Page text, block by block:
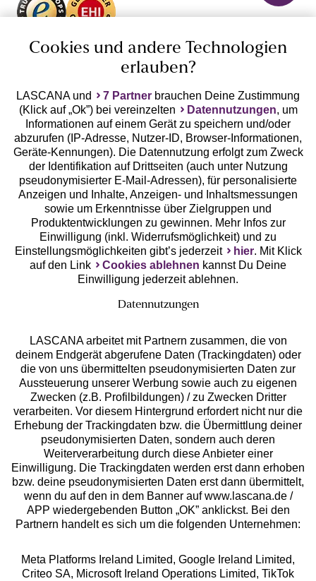
Unsere Apps
Gratis Versand ab50 €
Kostenlose Retoure
°Punkte sammeln
Services
Beratung
Über uns
Rechtliches
Alle Preise inkl. MwSt., zzgl.
Versandkosten
Cookies und andere Technologien
erlauben?
LASCANA und 7 Partner brauchen Deine Zustimmung
(Klick auf „Ok”) bei vereinzelten
Datennutzungen, um
Informationen auf einem Gerät zu speichern und/oder
abzurufen (IP-Adresse, Nutzer-ID, Browser-Informationen,
Geräte-Kennungen). Die Datennutzung erfolgt zum Zweck
der Identifikation auf Drittseiten (auch unter Nutzung
pseudonymisierter E-Mail-Adressen), für personalisierte
Anzeigen und Inhalte, Anzeigen- und Inhaltsmessungen
sowie um Erkenntnisse über Zielgruppen und
Produktentwicklungen zu gewinnen. Mehr Infos zur
Einwilligung (inkl. Widerrufsmöglichkeit) und zu
Einstellungsmöglichkeiten gibt’s jederzeit
hier. Mit Klick
auf den Link
Cookies ablehnen kannst Du Deine
Einwilligung jederzeit ablehnen.
Datennutzungen
LASCANA arbeitet mit Partnern zusammen, die von
deinem Endgerät abgerufene Daten (Trackingdaten) oder
die von uns übermittelten pseudonymisierten Daten zur
Aussteuerung unserer Werbung sowie auch zu eigenen
Zwecken (z.B. Profilbildungen) / zu Zwecken Dritter
verarbeiten. Vor diesem Hintergrund erfordert nicht nur die
Erhebung der Trackingdaten bzw. die Übermittlung deiner
pseudonymisierten Daten, sondern auch deren
Weiterverarbeitung durch diese Anbieter einer
Einwilligung. Die Trackingdaten werden erst dann erhoben
bzw. deine pseudonymisierten Daten erst dann übermittelt,
wenn du auf den in dem Banner auf www.lascana.de /
APP wiedergebenden Button „OK” anklickst. Bei den
Partnern handelt es sich um die folgenden Unternehmen:
Meta Platforms Ireland Limited, Google Ireland Limited,
Criteo SA, Microsoft Ireland Operations Limited, TikTok